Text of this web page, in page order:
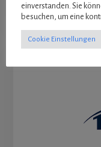
einverstanden. Sie
besuchen, um eine
Cookie Einstellungen